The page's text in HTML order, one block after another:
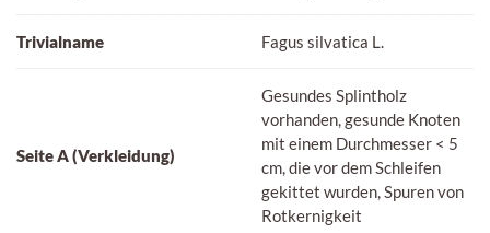
Trivialname Fagus silvatica L.
Seite A (Verkleidung)
Gesundes Splintholz
vorhanden, gesunde Knoten
mit einem Durchmesser < 5
cm, die vor dem Schleifen
gekittet wurden, Spuren von
Rotkernigkeit